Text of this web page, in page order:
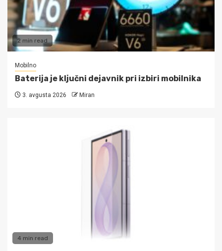
2 min read
Mobilno
Baterija je ključni dejavnik pri izbiri mobilnika
3. avgusta 2026 Miran
4 min read